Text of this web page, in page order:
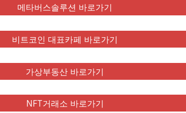
메타버스솔루션 바로가기
비트코인 대표카페 바로가기
가상부동산 바로가기
NFT거래소 바로가기